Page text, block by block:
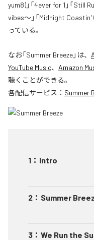
yum8)」「4ever for 1」「Still
vibes〜」「Midnight
っている。
なお「Summer Breeze」は、
YouTube Music、 Amazon
聴くことができる。
各配信サービス： Summer
1 ： Intro
2 ： Summer
3 ： We Run the